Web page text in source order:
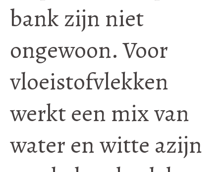
bank zijn niet
ongewoon. Voor
vloeistofvlekken
werkt een mix van
water en witte azijn